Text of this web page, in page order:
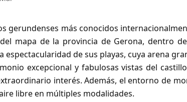
gerundenses más conocidos
mapa de la provincia de Gerona, dentro
espectacularidad de sus playas, cuya arena
excepcional y fabulosas vistas del
interés. Además, el entorno de
libre en múltiples modalidades.